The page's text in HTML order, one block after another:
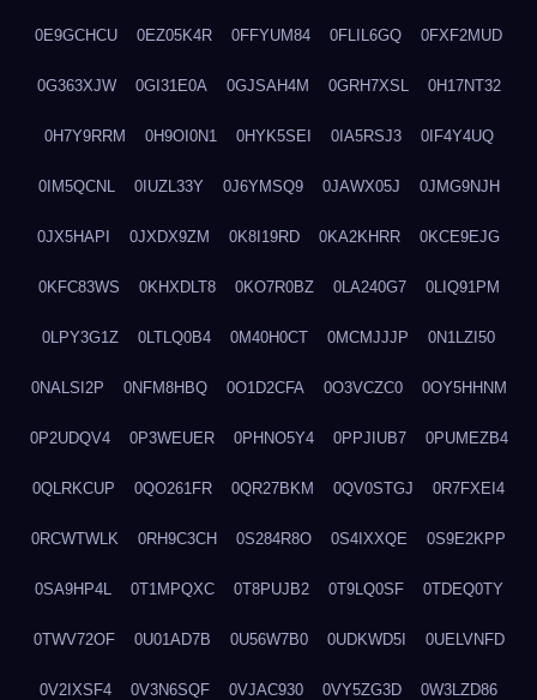
0E9GCHCU 0EZ05K4R 0FFYUM84 0FLIL6GQ 0FXF2MUD
0G363XJW 0GI31E0A 0GJSAH4M 0GRH7XSL 0H17NT32
0H7Y9RRM 0H9OI0N1 0HYK5SEI 0IA5RSJ3 0IF4Y4UQ
0IM5QCNL 0IUZL33Y 0J6YMSQ9 0JAWX05J 0JMG9NJH
0JX5HAPI 0JXDX9ZM 0K8I19RD 0KA2KHRR 0KCE9EJG
0KFC83WS 0KHXDLT8 0KO7R0BZ 0LA240G7 0LIQ91PM
0LPY3G1Z 0LTLQ0B4 0M40H0CT 0MCMJJJP 0N1LZI50
0NALSI2P 0NFM8HBQ 0O1D2CFA 0O3VCZC0 0OY5HHNM
0P2UDQV4 0P3WEUER 0PHNO5Y4 0PPJIUB7 0PUMEZB4
0QLRKCUP 0QO261FR 0QR27BKM 0QV0STGJ 0R7FXEI4
0RCWTWLK 0RH9C3CH 0S284R8O 0S4IXXQE 0S9E2KPP
0SA9HP4L 0T1MPQXC 0T8PUJB2 0T9LQ0SF 0TDEQ0TY
0TWV72OF 0U01AD7B 0U56W7B0 0UDKWD5I 0UELVNFD
0V2IXSF4 0V3N6SQF 0VJAC930 0VY5ZG3D 0W3LZD86